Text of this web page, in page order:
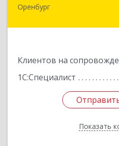
Оренбург
Клиентов на
1С:Специалист
Показать
460044, Оренбургская